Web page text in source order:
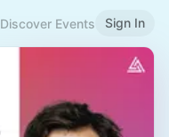
Discover Events Sign In